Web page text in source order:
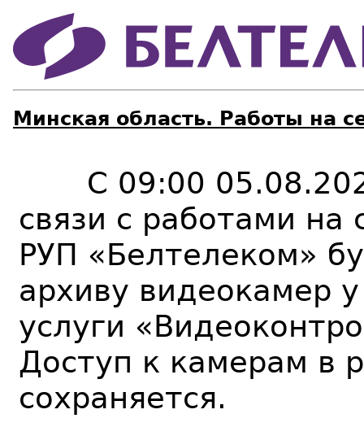
Минская область. Работы на
С 09:00
связи с работами
РУП «Белтелеком»
архиву видеокамер
услуги
Доступ к камерам в
сохраняется.